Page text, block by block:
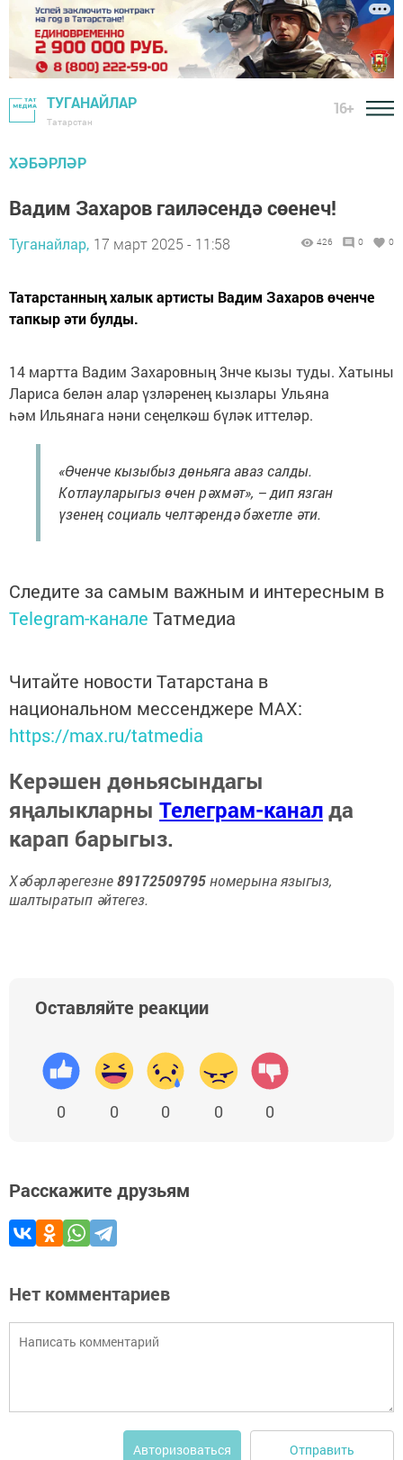
ТУГАНАЙЛАР
Татарстан
16+
ХӘБӘРЛӘР
Вадим Захаров гаиләсендә сөенеч!
Туганайлар, 17 март 2025 - 11:58 426 0 0
Татарстанның халык артисты Вадим Захаров өченче
тапкыр әти булды.
14 мартта Вадим Захаровның 3нче кызы туды. Хатыны
Лариса белән алар үзләренең кызлары Ульяна
һәм Ильянага нәни сеңелкәш бүләк иттеләр.
«Өченче кызыбыз дөньяга аваз салды.
Котлауларыгыз өчен рәхмәт», – дип язган
үзенең социаль челтәрендә бәхетле әти.
Следите за самым важным и интересным в
Telegram-канале Татмедиа
Читайте новости Татарстана в
национальном мессенджере MАХ:
https://max.ru/tatmedia
Керәшен дөньясындагы
яңалыкларны Телеграм-каналда
карап барыгыз.
Хәбәрләрегезне89172509795номерына языгыз,
шалтыратып әйтегез.
Оставляйте реакции
0 0 0 0 0
Расскажите друзьям
Нет комментариев
Авторизоваться Отправить